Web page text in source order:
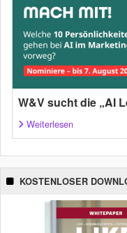
W&V sucht die „AI
Weiterlesen
KOSTENLOSER